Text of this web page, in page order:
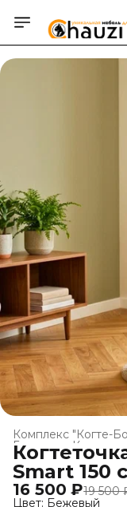
Комплекс "Когте-
Главная ›
Smart 150
16 500 ₽19 500
Цвет: Бежевый